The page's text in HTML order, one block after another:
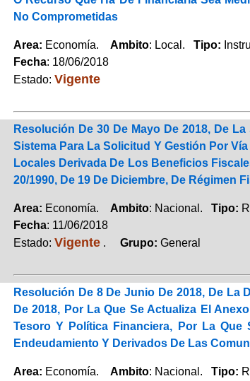
No Comprometidas
Area: Economía. Ambito: Local. Tipo:
Fecha: 18/06/2018
Estado: Vigente
Resolución De 30 De Mayo De 2018, De
Sistema Para La Solicitud Y Gestión Por
Locales Derivada De Los Beneficios
20/1990, De 19 De Diciembre, De Régimen
Area: Economía. Ambito: Nacional. Tipo:
Fecha: 11/06/2018
Estado: Vigente. Grupo: General
Resolución De 8 De Junio De 2018, De La
De 2018, Por La Que Se Actualiza El
Tesoro Y Política Financiera, Por La
Endeudamiento Y Derivados De Las
Area: Economía. Ambito: Nacional. Tipo: